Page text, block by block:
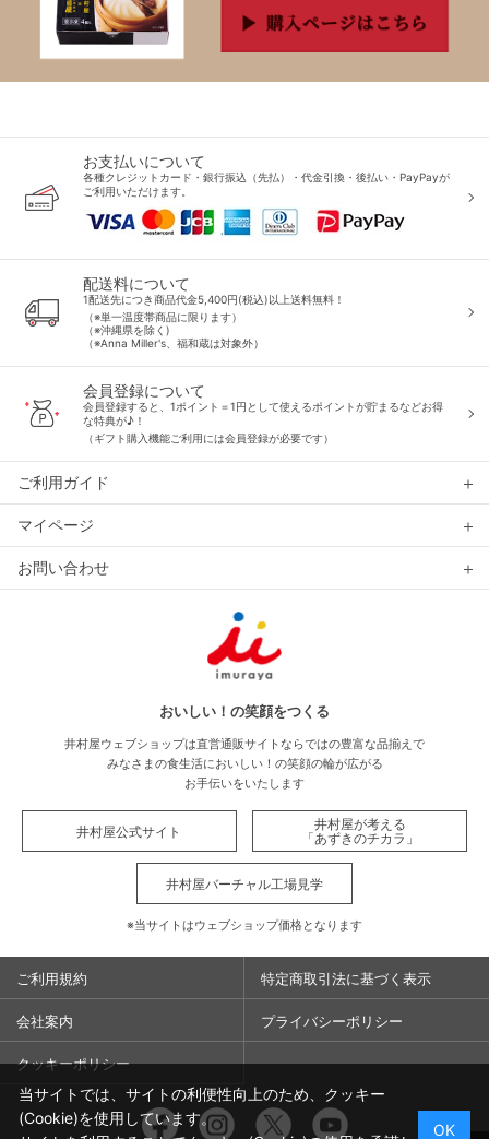
お支払いについて
各種クレジットカード・銀行振込（先払）・代金引換・後払い・PayPayが
ご利用いただけます。
配送料について
1配送先につき商品代金5,400円(税込)以上送料無料！
（※単一温度帯商品に限ります）
（※沖縄県を除く)
（※Anna Miller's、福和蔵は対象外）
会員登録について
会員登録すると、1ポイント＝1円として使えるポイントが貯まるなどお得
な特典が♪！
（ギフト購入機能ご利用には会員登録が必要です）
ご利用ガイド
マイページ
お問い合わせ
おいしい！の笑顔をつくる
井村屋ウェブショップは直営通販サイトならではの豊富な品揃えで
みなさまの食生活においしい！の笑顔の輪が広がる
お手伝いをいたします
井村屋公式サイト
井村屋が考える
「あずきのチカラ」
井村屋バーチャル工場見学
※当サイトはウェブショップ価格となります
ご利用規約 特定商取引法に基づく表示
会社案内 プライバシーポリシー
クッキーポリシー
Facebook InstagramTwitter
当サイトでは、サイトの利便性向上のため、クッキー
(Cookie)を使用しています。
OK